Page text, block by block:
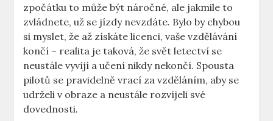
⁣zpočátku to může⁢ být náročné, ale jakmile to
zvládnete, už‌ se jízdy nevzdáte. Bylo by chybou
si myslet, že až získáte licenci, vaše vzdělávání
končí ⁣– realita je taková, že svět⁤ letectví se
⁢neustále⁤ vyvíjí a učení nikdy nekončí. Spousta
pilotů se pravidelně vrací za vzděláním, aby se
udrželi v ‌obraze a neustále rozvíjeli své
dovednosti.